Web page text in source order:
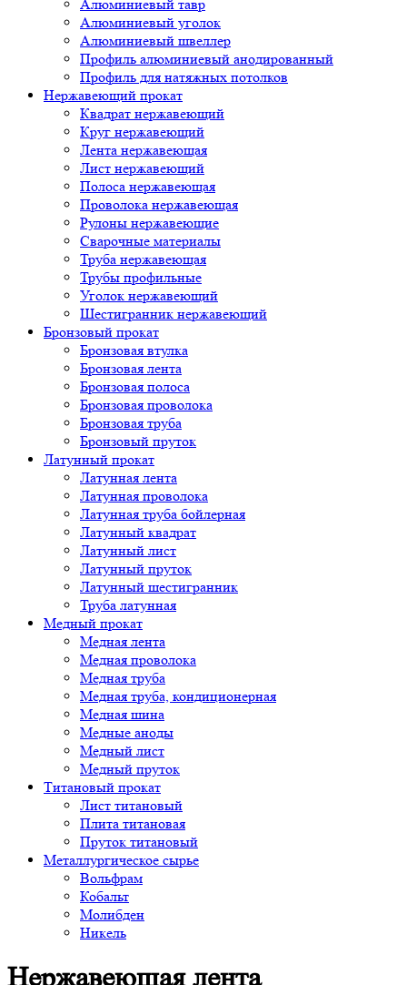
Алюминиевый тавр
Алюминиевый уголок
Алюминиевый швеллер
Профиль алюминиевый анодированный
Профиль для натяжных потолков
Нержавеющий прокат
Квадрат нержавеющий
Круг нержавеющий
Лента нержавеющая
Лист нержавеющий
Полоса нержавеющая
Проволока нержавеющая
Рулоны нержавеющие
Сварочные материалы
Труба нержавеющая
Трубы профильные
Уголок нержавеющий
Шестигранник нержавеющий
Бронзовый прокат
Бронзовая втулка
Бронзовая лента
Бронзовая полоса
Бронзовая проволока
Бронзовая труба
Бронзовый пруток
Латунный прокат
Латунная лента
Латунная проволока
Латунная труба бойлерная
Латунный квадрат
Латунный лист
Латунный пруток
Латунный шестигранник
Труба латунная
Медный прокат
Медная лента
Медная проволока
Медная труба
Медная труба, кондиционерная
Медная шина
Медные аноды
Медный лист
Медный пруток
Титановый прокат
Лист титановый
Плита титановая
Пруток титановый
Металлургическое сырье
Вольфрам
Кобальт
Молибден
Никель
Нержавеющая лента